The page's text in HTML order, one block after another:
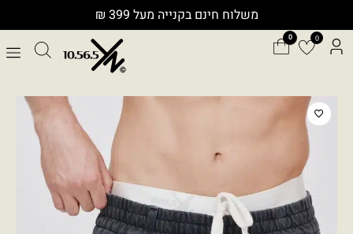
משלוח חינם בקנייה מעל 399 ₪
0
כמות
של
COCO